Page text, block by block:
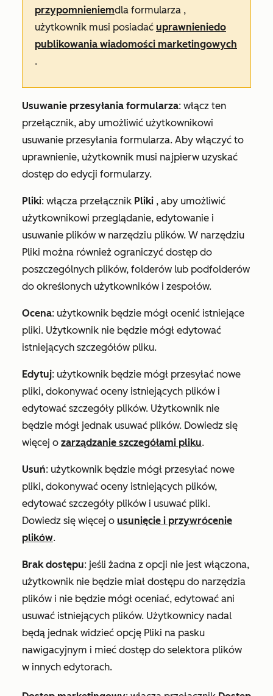
przypomnieniemdla formularza ,
użytkownik musi posiadać uprawnieniedo
publikowania wiadomości marketingowych
.
Usuwanie przesyłania formularza: włącz ten
przełącznik, aby umożliwić użytkownikowi
usuwanie przesyłania formularza. Aby włączyć to
uprawnienie, użytkownik musi najpierw uzyskać
dostęp do edycji formularzy.
Pliki: włącza przełącznik Pliki , aby umożliwić
użytkownikowi przeglądanie, edytowanie i
usuwanie plików w narzędziu plików. W narzędziu
Pliki można również ograniczyć dostęp do
poszczególnych plików, folderów lub podfolderów
do określonych użytkowników i zespołów.
Ocena: użytkownik będzie mógł ocenić istniejące
pliki. Użytkownik nie będzie mógł edytować
istniejących szczegółów pliku.
Edytuj: użytkownik będzie mógł przesyłać nowe
pliki, dokonywać oceny istniejących plików i
edytować szczegóły plików. Użytkownik nie
będzie mógł jednak usuwać plików. Dowiedz się
więcej o zarządzanie szczegółami pliku.
Usuń: użytkownik będzie mógł przesyłać nowe
pliki, dokonywać oceny istniejących plików,
edytować szczegóły plików i usuwać pliki.
Dowiedz się więcej o usunięcie i przywrócenie
plików.
Brak dostępu: jeśli żadna z opcji nie jest włączona,
użytkownik nie będzie miał dostępu do narzędzia
plików i nie będzie mógł oceniać, edytować ani
usuwać istniejących plików. Użytkownicy nadal
będą jednak widzieć opcję Pliki na pasku
nawigacyjnym i mieć dostęp do selektora plików
w innych edytorach.